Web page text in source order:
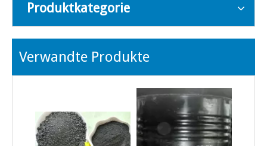
Produktkategorie
Verwandte Produkte